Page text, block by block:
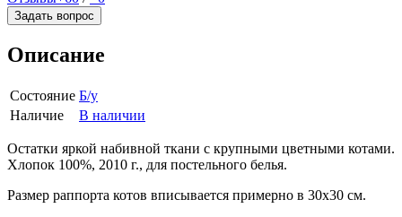
Задать вопрос
Описание
Состояние Б/у
Наличие
В наличии
Остатки яркой набивной ткани с крупными цветными котами.
Хлопок 100%, 2010 г., для постельного белья.
Размер раппорта котов вписывается примерно в 30х30 см.